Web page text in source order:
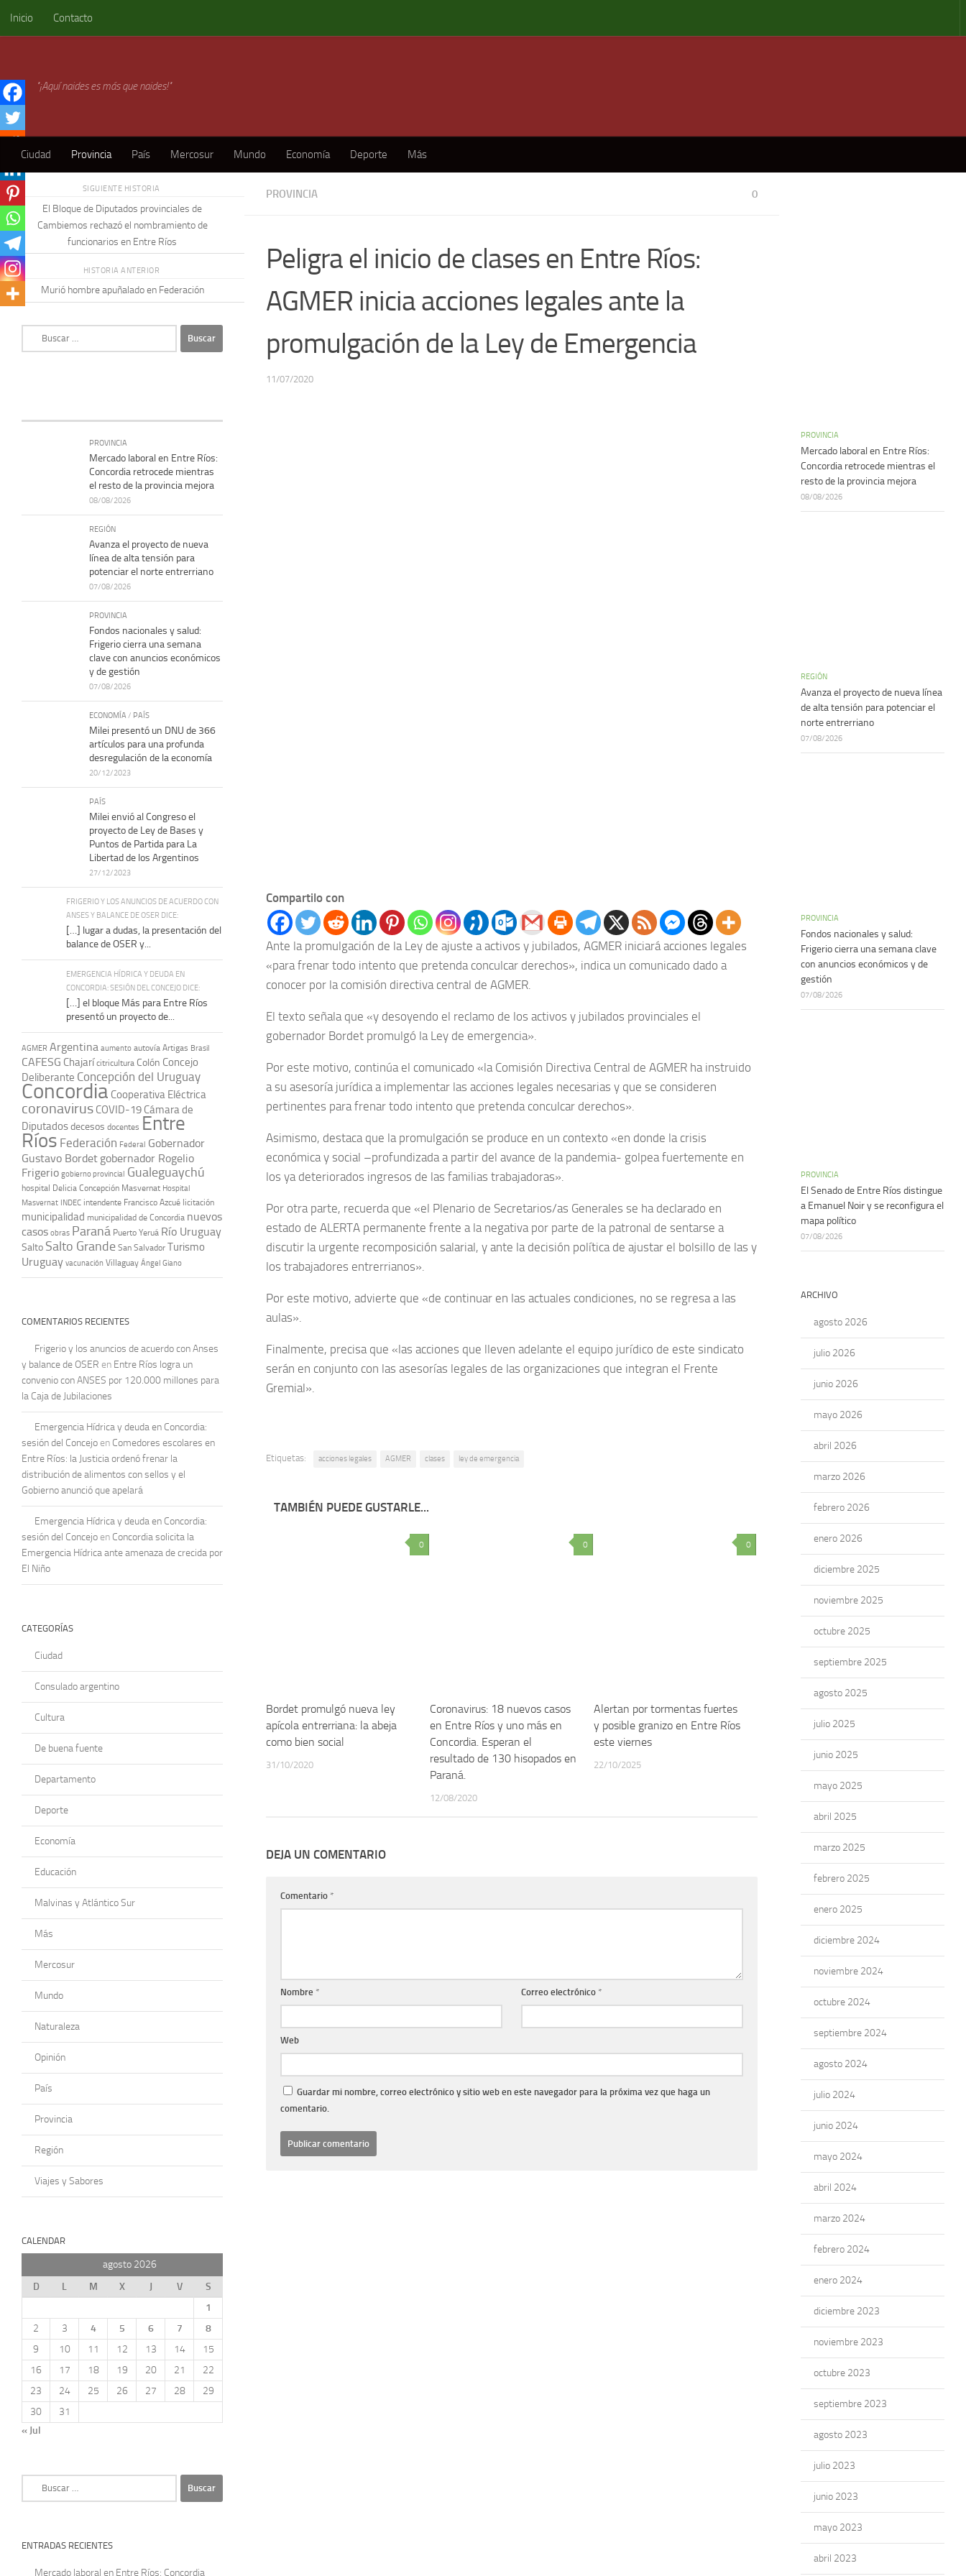
Skip to content
Inicio Contacto
"¡Aquí naides es más que naides!"
Ciudad Provincia País Mercosur Mundo Economía Deporte Más
PROVINCIA 0
Peligra el inicio de clases en Entre Ríos:
AGMER inicia acciones legales ante la
promulgación de la Ley de Emergencia
11/07/2020
Compartilo con
Ante la promulgación de la Ley de ajuste a activos y jubilados, AGMER iniciará acciones legales
«para frenar todo intento que pretenda conculcar derechos», indica un comunicado dado a
conocer por la comisión directiva central de AGMER.
El texto señala que «y desoyendo el reclamo de los activos y jubilados provinciales el
gobernador Bordet promulgó la Ley de emergencia».
Por este motivo, continúa el comunicado «la Comisión Directiva Central de AGMER ha instruido
a su asesoría jurídica a implementar las acciones legales necesarias y que se consideren
pertinentes para frenar todo intento que pretenda conculcar derechos».
Asimismo, destaca que la promulgación se produce en un contexto «en donde la crisis
económica y social –profundizada a partir del avance de la pandemia- golpea fuertemente en
los ya deteriorados ingresos de las familias trabajadoras».
Por otra parte, recuerda que «el Plenario de Secretarios/as Generales se ha declarado en
estado de ALERTA permanente frente a la negativa por parte de la patronal de sentarse a
discutir la urgente recomposición salarial, y ante la decisión política de ajustar el bolsillo de las y
los trabajadores entrerrianos».
Por este motivo, advierte que «de continuar en las actuales condiciones, no se regresa a las
aulas».
Finalmente, precisa que «las acciones que lleven adelante el equipo jurídico de este sindicato
serán en conjunto con las asesorías legales de las organizaciones que integran el Frente
Gremial».
Etiquetas: acciones legales AGMER clases ley de emergencia
TAMBIÉN PUEDE GUSTARLE...
0
Bordet promulgó nueva ley
apícola entrerriana: la abeja
como bien social
31/10/2020
0
Coronavirus: 18 nuevos casos
en Entre Ríos y uno más en
Concordia. Esperan el
resultado de 130 hisopados en
Paraná.
12/08/2020
0
Alertan por tormentas fuertes
y posible granizo en Entre Ríos
este viernes
22/10/2025
DEJA UN COMENTARIO
Comentario *
Nombre * Correo electrónico *
Web
Guardar mi nombre, correo electrónico y sitio web en este navegador para la próxima vez que haga un
comentario.
SIGUIENTE HISTORIA
El Bloque de Diputados provinciales de
Cambiemos rechazó el nombramiento de
funcionarios en Entre Ríos
HISTORIA ANTERIOR
Murió hombre apuñalado en Federación
PROVINCIA
Mercado laboral en Entre Ríos:
Concordia retrocede mientras
el resto de la provincia mejora
08/08/2026
REGIÓN
Avanza el proyecto de nueva
línea de alta tensión para
potenciar el norte entrerriano
07/08/2026
PROVINCIA
Fondos nacionales y salud:
Frigerio cierra una semana
clave con anuncios económicos
y de gestión
07/08/2026
ECONOMÍA / PAÍS
Milei presentó un DNU de 366
artículos para una profunda
desregulación de la economía
20/12/2023
PAÍS
Milei envió al Congreso el
proyecto de Ley de Bases y
Puntos de Partida para La
Libertad de los Argentinos
27/12/2023
FRIGERIO Y LOS ANUNCIOS DE ACUERDO CON
ANSES Y BALANCE DE OSER DICE:
[…] lugar a dudas, la presentación del
balance de OSER y...
EMERGENCIA HÍDRICA Y DEUDA EN
CONCORDIA: SESIÓN DEL CONCEJO DICE:
[…] el bloque Más para Entre Ríos
presentó un proyecto de...
AGMER Argentina aumento autovía Artigas Brasil
CAFESG Chajarí citricultura Colón Concejo
Deliberante Concepción del Uruguay
Concordia Cooperativa Eléctrica
coronavirus COVID-19 Cámara de
Diputadosdecesos docentes Entre
Ríos Federación Federal Gobernador
Gustavo Bordet gobernador Rogelio
Frigerio gobierno provincial Gualeguaychú
hospital Delicia Concepción Masvernat Hospital
Masvernat INDEC intendente Francisco Azcué licitación
municipalidad municipalidad de Concordia nuevos
casos obras Paraná Puerto Yeruá Río Uruguay
Salto Salto Grande San Salvador Turismo
Uruguay vacunación Villaguay Ángel Giano
COMENTARIOS RECIENTES
Frigerio y los anuncios de acuerdo con Anses
y balance de OSER en Entre Ríos logra un
convenio con ANSES por 120.000 millones para
la Caja de Jubilaciones
Emergencia Hídrica y deuda en Concordia:
sesión del Concejo en Comedores escolares en
Entre Ríos: la Justicia ordenó frenar la
distribución de alimentos con sellos y el
Gobierno anunció que apelará
Emergencia Hídrica y deuda en Concordia:
sesión del Concejo en Concordia solicita la
Emergencia Hídrica ante amenaza de crecida por
El Niño
CATEGORÍAS
Ciudad
Consulado argentino
Cultura
De buena fuente
Departamento
Deporte
Economía
Educación
Malvinas y Atlántico Sur
Más
Mercosur
Mundo
Naturaleza
Opinión
País
Provincia
Región
Viajes y Sabores
CALENDAR
agosto 2026
D
L M X J V
S
1
2
3 4 5 6 7
8
9
10 11 12 13 14
15
16
17 18 19 20 21
22
23
24 25 26 27 28
29
30
31
« Jul
ENTRADAS RECIENTES
Mercado laboral en Entre Ríos: Concordia
PROVINCIA
Mercado laboral en Entre Ríos:
Concordia retrocede mientras el
resto de la provincia mejora
08/08/2026
REGIÓN
Avanza el proyecto de nueva línea
de alta tensión para potenciar el
norte entrerriano
07/08/2026
PROVINCIA
Fondos nacionales y salud:
Frigerio cierra una semana clave
con anuncios económicos y de
gestión
07/08/2026
PROVINCIA
El Senado de Entre Ríos distingue
a Emanuel Noir y se reconfigura el
mapa político
07/08/2026
ARCHIVO
agosto 2026
julio 2026
junio 2026
mayo 2026
abril 2026
marzo 2026
febrero 2026
enero 2026
diciembre 2025
noviembre 2025
octubre 2025
septiembre 2025
agosto 2025
julio 2025
junio 2025
mayo 2025
abril 2025
marzo 2025
febrero 2025
enero 2025
diciembre 2024
noviembre 2024
octubre 2024
septiembre 2024
agosto 2024
julio 2024
junio 2024
mayo 2024
abril 2024
marzo 2024
febrero 2024
enero 2024
diciembre 2023
noviembre 2023
octubre 2023
septiembre 2023
agosto 2023
julio 2023
junio 2023
mayo 2023
abril 2023